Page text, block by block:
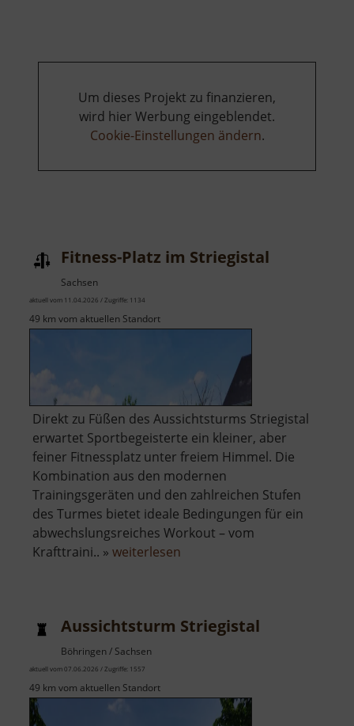
Um dieses Projekt zu finanzieren,
wird hier Werbung eingeblendet.
Cookie-Einstellungen ändern.
Fitness-Platz im Striegistal
Sachsen
aktuell vom 11.04.2026 / Zugriffe: 1134
49 km vom aktuellen Standort
​Direkt zu Füßen des Aussichtsturms Striegistal
erwartet Sportbegeisterte ein kleiner, aber
feiner Fitnessplatz unter freiem Himmel. Die
Kombination aus den modernen
Trainingsgeräten und den zahlreichen Stufen
des Turmes bietet ideale Bedingungen für ein
abwechslungsreiches Workout – vom
Krafttraini.. » weiterlesen
Striegistal
Aussichtsturm Striegistal
Böhringen / Sachsen
aktuell vom 07.06.2026 / Zugriffe: 1557
49 km vom aktuellen Standort